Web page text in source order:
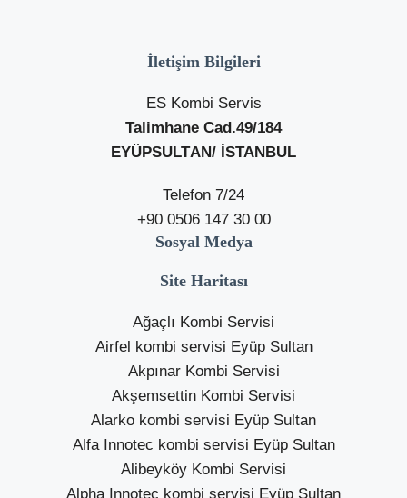
İletişim Bilgileri
ES Kombi Servis
Talimhane Cad.49/184
EYÜPSULTAN/ İSTANBUL
Telefon 7/24
+90 0506 147 30 00
Sosyal Medya
Site Haritası
Ağaçlı Kombi Servisi
Airfel kombi servisi Eyüp Sultan
Akpınar Kombi Servisi
Akşemsettin Kombi Servisi
Alarko kombi servisi Eyüp Sultan
Alfa Innotec kombi servisi Eyüp Sultan
Alibeyköy Kombi Servisi
Alpha Innotec kombi servisi Eyüp Sultan